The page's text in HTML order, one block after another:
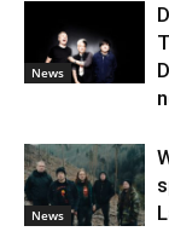
News
News